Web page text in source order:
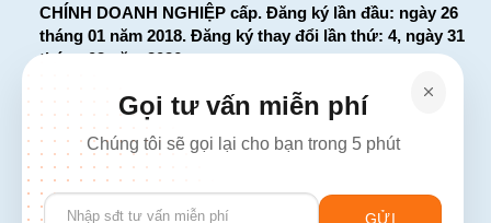
CHÍNH DOANH NGHIỆP cấp. Đăng ký lần đầu: ngày 26
tháng 01 năm 2018. Đăng ký thay đổi lần thứ: 4, ngày 31
tháng 03 năm 2026
226 Đường Láng, Đống Đa, Hà Nội
137 Đường Hòa Hưng, Phường 12, Quận 10, TP. Hồ Chí
Minh
Hotline: 1900 2106 - 0386 001 001
Gọi tư vấn miễn phí
Chúng tôi sẽ gọi lại cho bạn trong 5 phút
Please